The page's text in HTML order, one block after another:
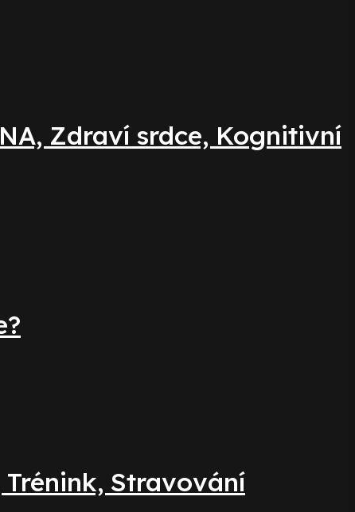
Zdraví srdce, Kognitivní
Stravování